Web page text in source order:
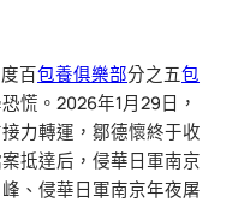
百包養俱樂部分之五包
慌。2026年1月29日，
力轉運，鄒德懷終于收
抵達后，侵華日軍南京
、侵華日軍南京年夜屠